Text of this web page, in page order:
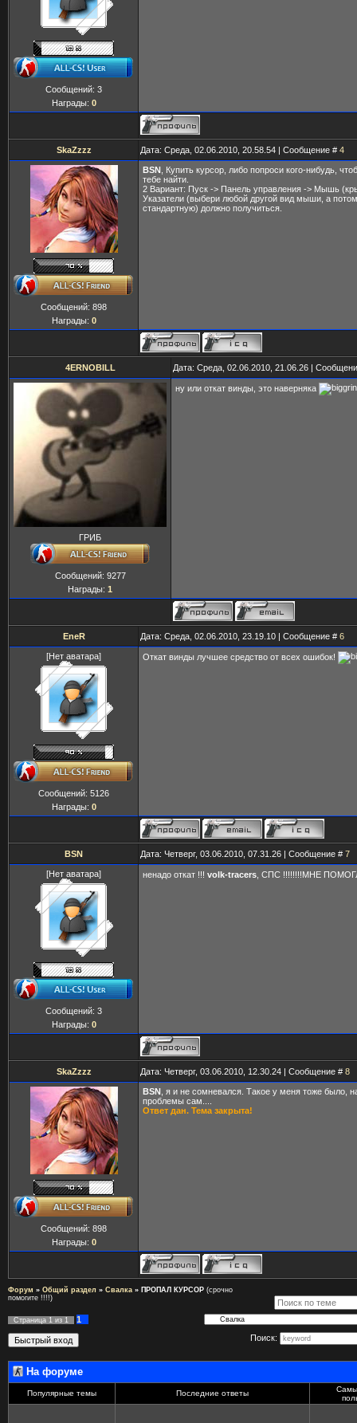
Сообщений: 3
Награды: 0
SkaZzzz Дата: Среда, 02.06.2010, 20.58.54 | Сообщение # 4
Сообщений: 898
Награды: 0
BSN , Купить курсор, либо попроси кого-нибудь,
тебе найти.
2 Вариант: Пуск -> Панель управления -> Мышь
Указатели (выбери любой другой вид мыши, а
стандартную) должно получиться.
4ERNOBILL Дата: Среда, 02.06.2010, 21.06.26 |
ГРИБ
Сообщений: 9277
Награды: 1
ну или откат винды, это наверняка
EneR Дата: Среда, 02.06.2010, 23.19.10 | Сообщение # 6
[Нет аватара]
Сообщений: 5126
Награды: 0
Откат винды лучшее средство от всех ошибок!
BSN Дата: Четверг, 03.06.2010, 07.31.26 | Сообщение # 7
[Нет аватара]
Сообщений: 3
Награды: 0
ненадо откат !!! volk-tracers , СПС !!!!!!!!МНЕ
SkaZzzz Дата: Четверг, 03.06.2010, 12.30.24 | Сообщение # 8
Сообщений: 898
Награды: 0
BSN , я и не сомневался. Такое у меня тоже было,
проблемы сам....
Ответ дан. Тема закрыта!
Форум » Общий раздел » Свалка » ПРОПАЛ КУРСОР (срочно
помогите !!!!)
Страница 1 из 1
1
Поиск:
На форуме
Популярные темы Последние ответы